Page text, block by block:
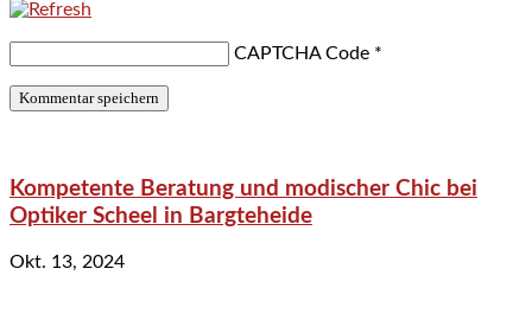
CAPTCHA Code *
Kompetente Beratung und modischer Chic bei
Optiker Scheel in Bargteheide
Okt. 13, 2024